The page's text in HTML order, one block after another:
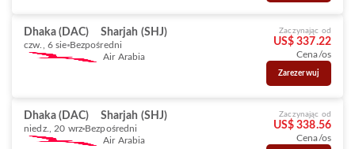
Dhaka (DAC) Sharjah (SHJ)
czw., 6 sie Bezpośredni
Air Arabia
Zaczynając od
US$ 337.22
Cena/os
Zarezerwuj
Dhaka (DAC) Sharjah (SHJ)
niedz., 20 wrz Bezpośredni
Air Arabia
Zaczynając od
US$ 338.56
Cena/os